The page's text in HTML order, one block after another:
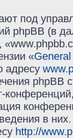
под
phpBB (в
«
адресу
phpBB
в
http://